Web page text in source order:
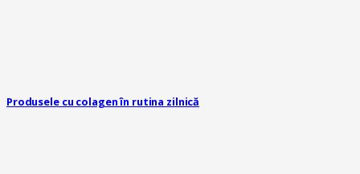
Produsele cu colagen în rutina zilnică